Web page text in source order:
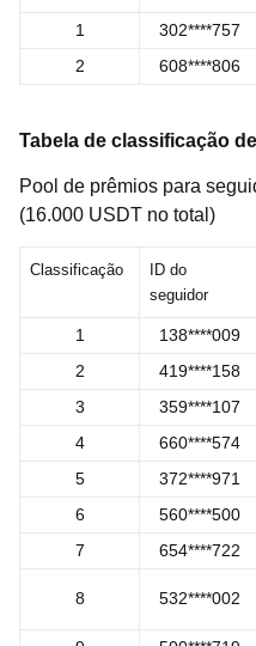
1 302****757
2
608****806
Tabela de classificação
Pool de prêmios para
(16.000 USDT no total)
Classificação
ID do
seguidor
1 138****009
2
419****158
3
359****107
4
660****574
5
372****971
6
560****500
7
654****722
8 532****002